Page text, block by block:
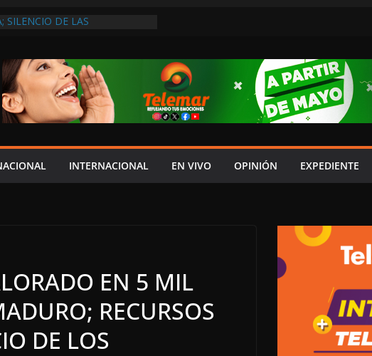
SILENCIO DE LAS
LOCAL DE MORENA
EL DOCUMENTO DEL V
DE APREHENSIÓN EN
INTERNACIONAL EN VIVO OPINIÓN EXPEDIENTE
EN 5 MIL
RECURSOS
DE LOS